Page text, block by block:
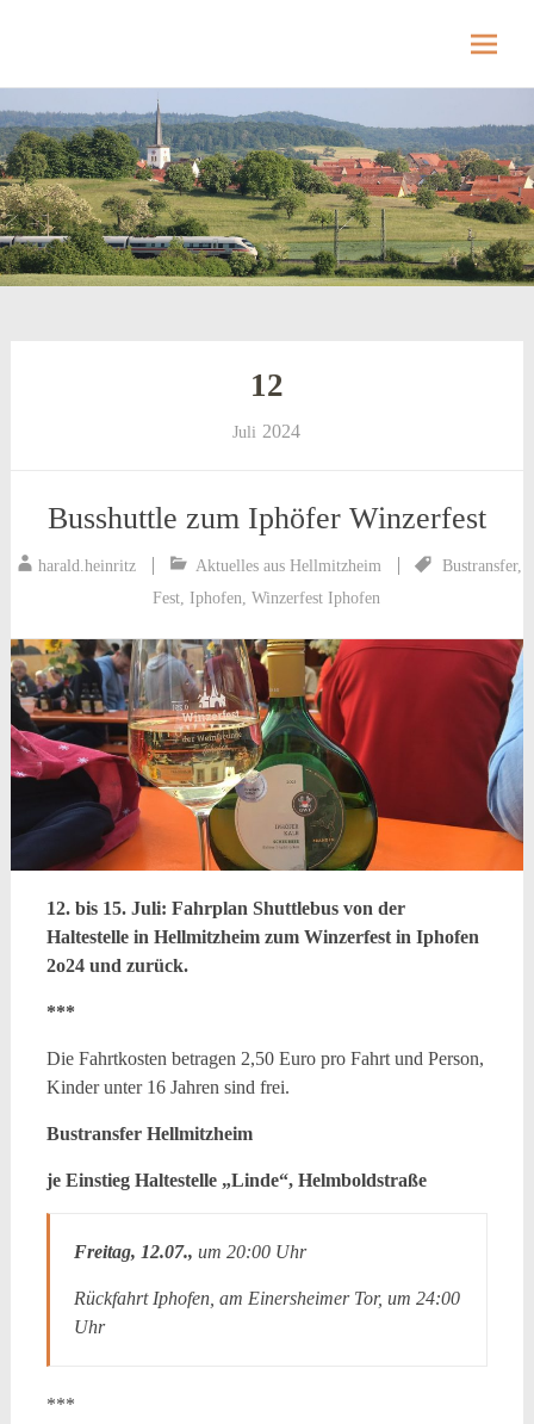
Hellmitzheim.de – fränkisches Dorf am Rande
Skip
content
12
Juli 2024
Busshuttle zum Iphöfer Winzerfest
harald.heinritz Aktuelles aus Hellmitzheim Bustransfer,
Fest Iphofen ,Winzerfest Iphofen
12. bis 15. Juli: Fahrplan Shuttlebus von der
Haltestelle in Hellmitzheim zum Winzerfest in Iphofen
2o24 und zurück.
***
Die Fahrtkosten betragen 2,50 Euro pro Fahrt und Person,
Kinder unter 16 Jahren sind frei.
Bustransfer Hellmitzheim
je Einstieg Haltestelle „Linde“, Helmboldstraße
Freitag, 12.07., um 20:00 Uhr
Rückfahrt Iphofen, am Einersheimer Tor, um 24:00
Uhr
***